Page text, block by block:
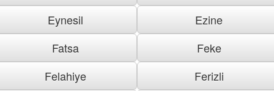
Eynesil
Ezine
Fatsa
Feke
Felahiye
Ferizli